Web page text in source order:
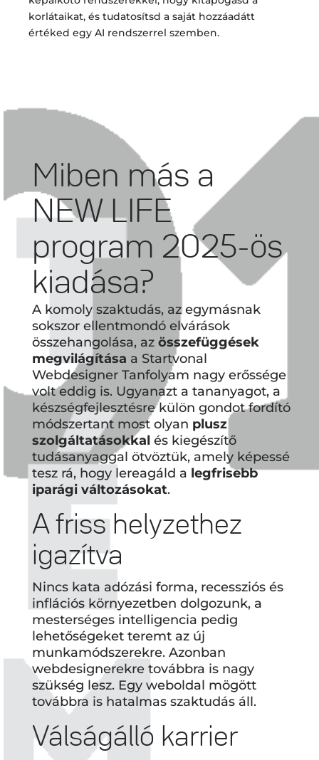
korlátaikat, és tudatosítsd a saját hozzáadátt
értéked egy AI rendszerrel szemben.
Miben más a
NEW LIFE
program 2025-ös
kiadása?
A komoly szaktudás, az egymásnak
sokszor ellentmondó elvárások
összehangolása, az összefüggések
megvilágítása a Startvonal
Webdesigner Tanfolyam nagy erőssége
volt eddig is. Ugyanazt a tananyagot, a
készségfejlesztésre külön gondot fordító
módszertant most olyan plusz
szolgáltatásokkal és kiegészítő
tudásanyaggal ötvöztük, amely képessé
tesz rá, hogy lereagáld a legfrisebb
iparági változásokat.
A friss helyzethez
igazítva
Nincs kata adózási forma, recessziós és
inflációs környezetben dolgozunk, a
mesterséges intelligencia pedig
lehetőségeket teremt az új
munkamódszerekre. Azonban
webdesignerekre továbbra is nagy
szükség lesz. Egy weboldal mögött
továbbra is hatalmas szaktudás áll.
Válságálló karrier